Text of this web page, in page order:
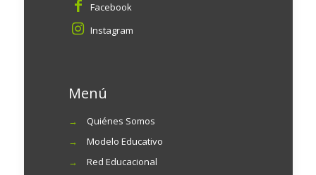
Facebook
Instagram
Menú
→
Quiénes Somos
→
Modelo Educativo
→
Red Educacional